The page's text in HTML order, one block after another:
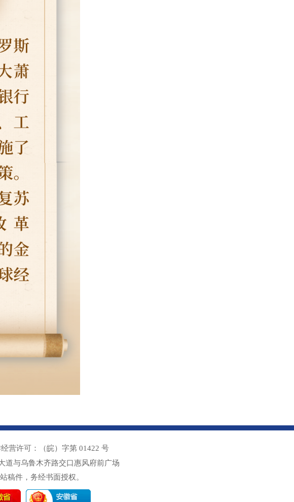
营许可：（皖）字第 01422 号
道与乌鲁木齐路交口惠风府前广场
稿件，务经书面授权。